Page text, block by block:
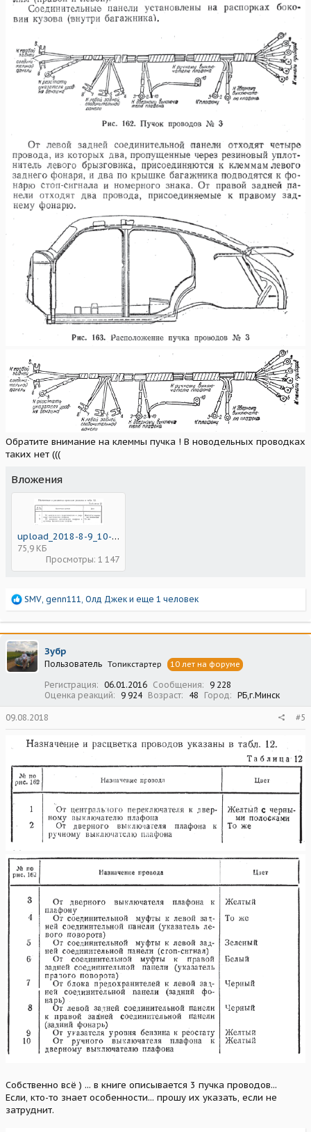
Обратите внимание на клеммы пучка ! В новодельных проводках
таких нет (((
Вложения
upload_2018-8-9_10-33-45.png
75,9 КБ
Просмотры: 1 147
Р
а
к
ц
и
и
SMV genn111 Олд Джек и еще 1 человек
Зубр
Пользователь Топикстартер 10 лет на форуме
Регистрация 06.01.2016 Сообщения
9 228
Оценка реакций
9 924 Возраст 48 Город РБ,г.Минск
09.08.2018 #5
Собственно всё ) ... в книге описывается 3 пучка проводов...
Если, кто-то знает особенности... прошу их указать, если не
затруднит.